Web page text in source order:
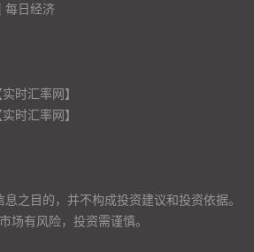
每日经济
时汇率网】
时汇率网】
之目的，并不构成投资建议和投资依据。
场有风险，投资需谨慎。